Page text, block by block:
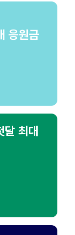
응원금
최대